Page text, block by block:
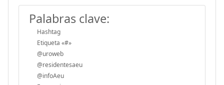
Palabras clave:
Hashtag
Etiqueta «#»
@uroweb
@residentesaeu
@infoAeu